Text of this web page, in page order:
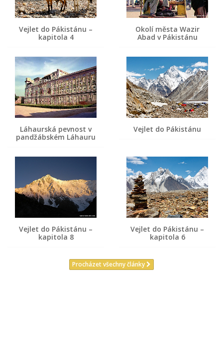
Vejlet do Pákistánu –
kapitola 4
Okolí města Wazir
Abad v Pákistánu
Láhaurská pevnost v
pandžábském Láhauru
Vejlet do Pákistánu
Vejlet do Pákistánu –
kapitola 8
Vejlet do Pákistánu –
kapitola 6
Procházet všechny články